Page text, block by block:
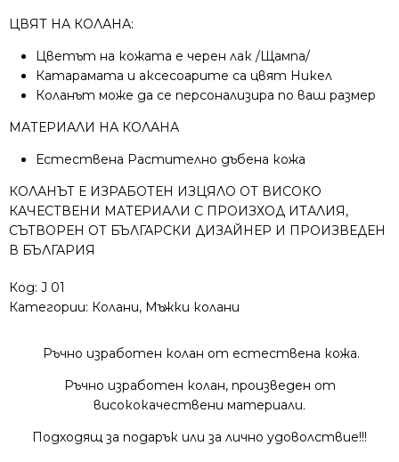
ЦВЯТ НА КОЛАНА:
Цветът на кожата е черен лак /Щампа/
Катарамата и аксесоарите са цвят Никел
Коланът може да се персонализира по ваш размер
МАТЕРИАЛИ НА КОЛАНА
Естествена Растително дъбена кожа
КОЛАНЪТ Е ИЗРАБОТЕН ИЗЦЯЛО ОТ ВИСОКО
КАЧЕСТВЕНИ МАТЕРИАЛИ С ПРОИЗХОД ИТАЛИЯ,
СЪТВОРЕН ОТ БЪЛГАРСКИ ДИЗАЙНЕР И ПРОИЗВЕДЕН
В БЪЛГАРИЯ
Код: J 01
Категории: Колани, Мъжки колани
Ръчно изработен колан от естествена кожа.
Ръчно изработен колан, произведен от
висококачествени материали.
Подходящ за подарък или за лично удоволствие!!!